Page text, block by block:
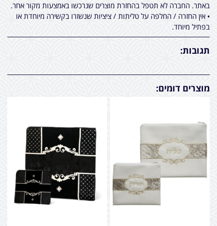
באתר. החברה לא תטפל בהחזרת מוצרים שנרכשו באמצעות מקור אחר.
• אין החזרה / החלפה על טליתות / ציציות שנשזרו בקשירה מיוחדת או
בפתיל מיוחד.
תגובות:
מוצרים דומים: